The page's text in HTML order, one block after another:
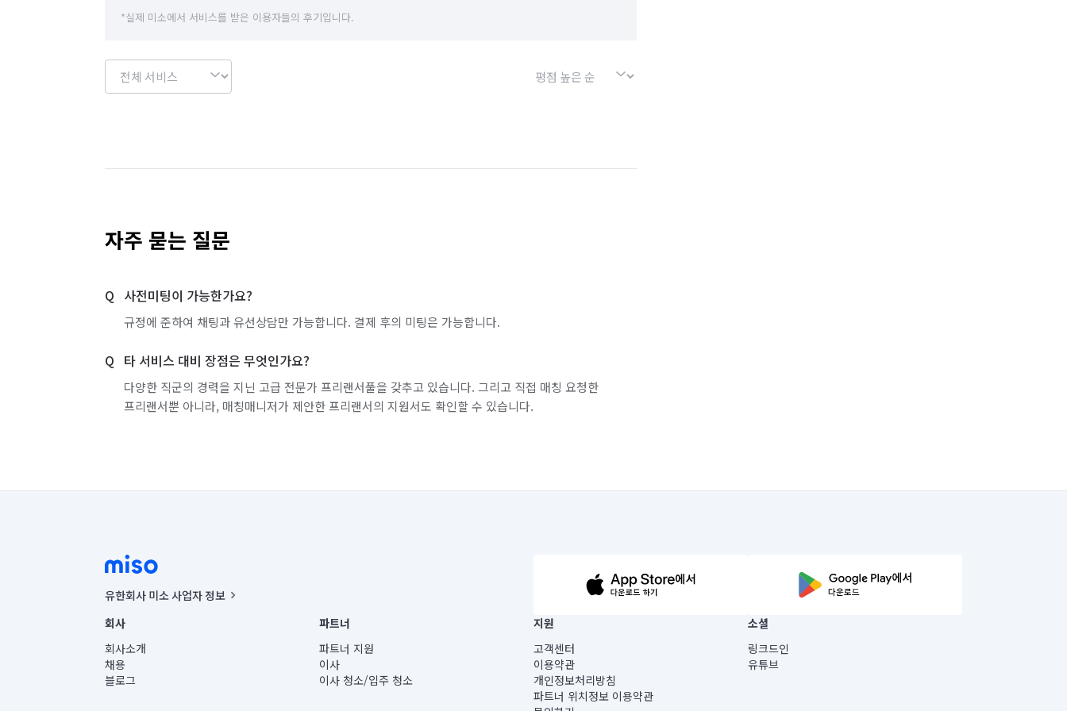
*실제 미소에서 서비스를 받은 이용자들의 후기입니다.
자주 묻는 질문
사전미팅이 가능한가요?
규정에 준하여 채팅과 유선상담만 가능합니다. 결제 후의 미팅은 가능합니다.
타 서비스 대비 장점은 무엇인가요?
다양한 직군의 경력을 지닌 고급 전문가 프리랜서풀을 갖추고 있습니다. 그리고 직접 매칭 요청한
프리랜서뿐 아니라, 매칭매니저가 제안한 프리랜서의 지원서도 확인할 수 있습니다.
유한회사 미소 사업자 정보
사업자등록번호 : 291-87-00271 | 인허가번호 : 2016-3220163-14-5-00019 |
통신판매신고번호 : 2024-서울종로-1400(공정거래위원회 정보) |
대표이사 : CHING VICTOR COLUMBIA RHEE
주소 | 본사: 서울특별시 종로구 율곡로 6(중학동, 트윈트리빌딩) B동 5층
컨택센터 : 서울특별시 종로구 수송동 율곡로 24, 7층, 8층 미소
회사
회사소개
채용
블로그
파트너
파트너 지원
이사
이사 청소/입주 청소
지원
고객센터
이용약관
개인정보처리방침
파트너 위치정보 이용약관
소셜
링크드인
유튜브